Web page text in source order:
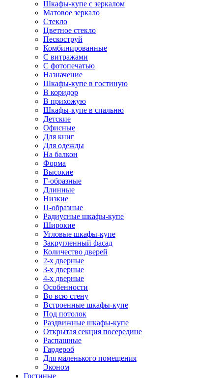
Шкафы-купе с зеркалом
Матовое зеркало
Стекло
Цветное стекло
Пескоструй
Комбинированные
С витражами
С фотопечатью
Назначение
Шкафы-купе в гостиную
В коридор
В прихожую
Шкафы-купе в спальню
Детские
Офисные
Для книг
Для одежды
На балкон
Форма
Высокие
Г-образные
Длинные
Низкие
П-образные
Радиусные шкафы-купе
Широкие
Угловые шкафы-купе
Закругленный фасад
Количество дверей
2-х дверные
3-х дверные
4-х дверные
Особенности
Во всю стену
Встроенные шкафы-купе
Под потолок
Раздвижные шкафы-купе
Открытая секция посередине
Распашные
Гардероб
Для маленького помещения
Эконом
Гостиные